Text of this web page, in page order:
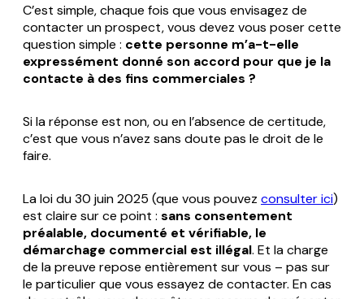
C’est simple, chaque fois que vous envisagez de
contacter un prospect, vous devez vous poser cette
question simple : cette personne m’a-t-elle
expressément donné son accord pour que je la
contacte à des fins commerciales ?
Si la réponse est non, ou en l’absence de certitude,
c’est que vous n’avez sans doute pas le droit de le
faire.
La loi du 30 juin 2025 (que vous pouvez consulter ici)
est claire sur ce point : sans consentement
préalable, documenté et vérifiable, le
démarchage commercial est illégal. Et la charge
de la preuve repose entièrement sur vous – pas sur
le particulier que vous essayez de contacter. En cas